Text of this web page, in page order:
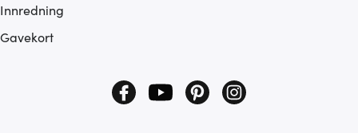
Innredning
Gavekort